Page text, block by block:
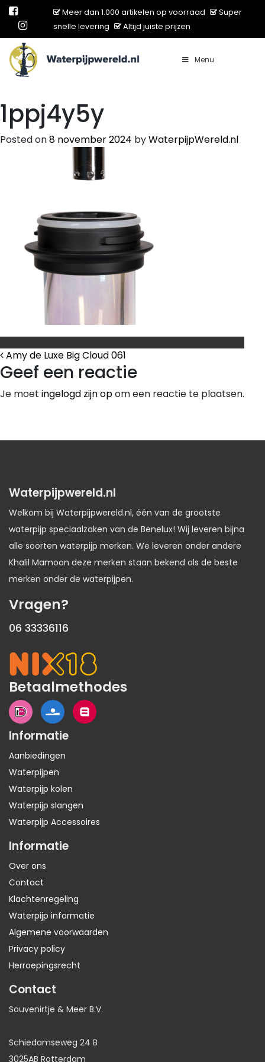
Meer dan 1.000 artikelen op voorraad
Super
snelle levering
Altijd juiste prijzen
Main Navigation Menu
1ppj4y5y
Posted on8 november 2024 byWaterpijpWereld.nl
Bericht Navigatie
Amy de Luxe Big Cloud 061
Geef een reactie
Je moet ingelogd zijn opom een reactie te plaatsen.
Waterpijpwereld.nl
Welkom bij Waterpijpwereld.nl, één van de grootste
waterpijp speciaalzaken van de Benelux! Wij leveren bijna
alle soorten waterpijp merken. We leveren onder andere
Khalil Mamoon deze merken staan bekend als de beste
merken onder de waterpijpen.
Vragen?
06 33336116
Betaalmethodes
Informatie
Aanbiedingen
Waterpijpen
Waterpijp kolen
Waterpijp slangen
Waterpijp Accessoires
Informatie
Over ons
Contact
Klachtenregeling
Waterpijp informatie
Algemene voorwaarden
Privacy policy
Herroepingsrecht
Contact
Souvenirtje & Meer B.V.
Schiedamseweg 24 B
3025AB Rotterdam